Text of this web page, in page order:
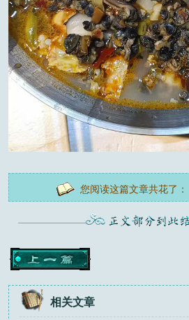
您阅读这篇文章共花了：
相关文章